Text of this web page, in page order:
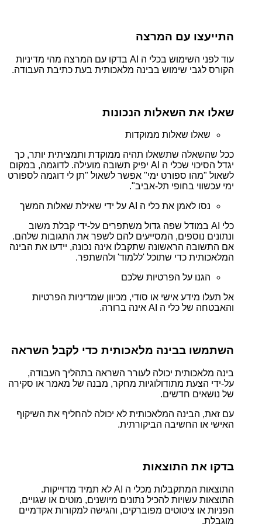
התייעצו עם המרצה
עוד לפני השימוש בכלי ה AI בדקו עם המרצה מהי מדיניות
הקורס לגבי שימוש בבינה מלאכותית בעת כתיבת העבודה.
שאלו את השאלות הנכונות
שאלו שאלות ממוקדות
ככל שהשאלה שתשאלו תהיה ממוקדת ותמציתית יותר, כך
יגדל הסיכוי שכלי ה AI יפיק תשובה מועילה. לדוגמה, במקום
לשאול "מהו ספורט ימי" אפשר לשאול "תן לי דוגמה לספורט
ימי עכשווי בחופי תל-אביב".
נסו לאמן את כלי ה AI על ידי שאילת שאלות המשך
כלי AI במודל שפה גדול משתפרים על-ידי קבלת משוב
ונתונים נוספים, המסייעים להם לשפר את התגובות שלהם.
אם התשובה הראשונה שתקבלו אינה נכונה, יידעו את הבינה
המלאכותית כדי שתוכל 'ללמוד' ולהשתפר.
הגנו על הפרטיות שלכם
אל תעלו מידע אישי או סודי, מכיוון שמדיניות הפרטיות
והאבטחה של כלי ה AI אינה ברורה.
השתמשו בבינה מלאכותית כדי לקבל השראה
בינה מלאכותית יכולה לעורר השראה בתהליך העבודה,
על-ידי הצעת מתודולוגיות מחקר, מבנה של מאמר או סקירה
של נושאים חדשים.
עם זאת, הבינה המלאכותית לא יכולה להחליף את השיקוף
האישי או החשיבה הביקורתית.
בדקו את התוצאות
התוצאות המתקבלות מכלי ה AI לא תמיד מדוייקות.
התוצאות עשויות להכיל נתונים מיושנים, מוטים או שגויים,
הפניות או ציטוטים מפוברקים, והגישה למקורות אקדמיים
מוגבלת.